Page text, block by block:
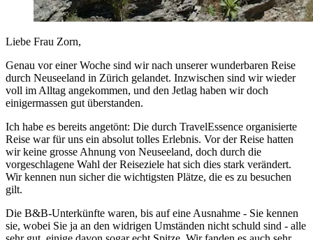
Liebe Frau Zorn,
Genau vor einer Woche sind wir nach unserer wunderbaren Reise
durch Neuseeland in Zürich gelandet. Inzwischen sind wir wieder
voll im Alltag angekommen, und den Jetlag haben wir doch
einigermassen gut überstanden.
Ich habe es bereits angetönt: Die durch TravelEssence organisierte
Reise war für uns ein absolut tolles Erlebnis. Vor der Reise hatten
wir keine grosse Ahnung von Neuseeland, doch durch die
vorgeschlagene Wahl der Reiseziele hat sich dies stark verändert.
Wir kennen nun sicher die wichtigsten Plätze, die es zu besuchen
gilt.
Die B&B-Unterkünfte waren, bis auf eine Ausnahme - Sie kennen
sie, wobei Sie ja an den widrigen Umständen nicht schuld sind - alle